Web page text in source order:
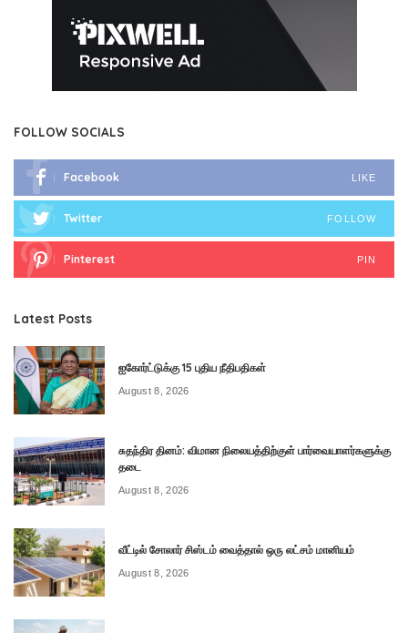
FOLLOW SOCIALS
Facebook LIKE
Twitter FOLLOW
Pinterest PIN
Latest Posts
ஐகோர்ட்டுக்கு 15 புதிய நீதிபதிகள்
August 8, 2026
சுதந்திர தினம்: விமான நிலையத்திற்குள் பார்வையாளர்களுக்கு
தடை
August 8, 2026
வீட்டில் சோலார் சிஸ்டம் வைத்தால் ஒரு லட்சம் மானியம்
August 8, 2026